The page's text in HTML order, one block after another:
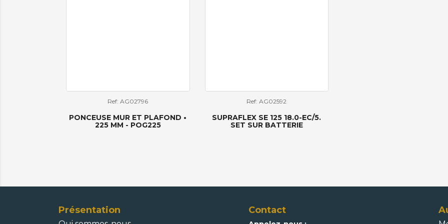
Ref: AG02796
PONCEUSE MUR ET PLAFOND •
225 MM - POG225
Ref: AG02592
SUPRAFLEX SE 125 18.0-EC/5.
SET SUR BATTERIE
Présentation Contact